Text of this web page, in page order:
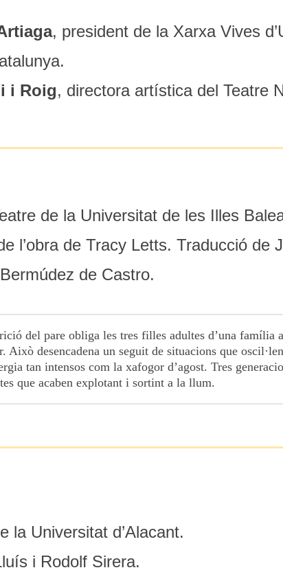
, president de la Xarxa Vives
i Roig, directora artística del Teatre
de la Universitat de les Illes
l’obra de Tracy Letts. Traducció de
de Castro.
del pare obliga les tres filles adultes d’una família
Això desencadena un seguit de situacions que
tan intensos com la xafogor d’agost. Tres
que acaben explotant i sortint a la llum.
la Universitat d’Alacant.
i Rodolf Sirera.